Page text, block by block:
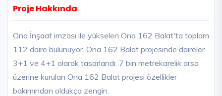
Proje Hakkında
Ona İnşaat imzası ile yükselen Ona 162 Balat'ta toplam
112 daire bulunuyor. Ona 162 Balat projesinde daireler
3+1 ve 4+1 olarak tasarlandı. 7 bin metrekarelik arsa
üzerine kurulan Ona 162 Balat projesi özellikler
bakımından oldukça zengin.